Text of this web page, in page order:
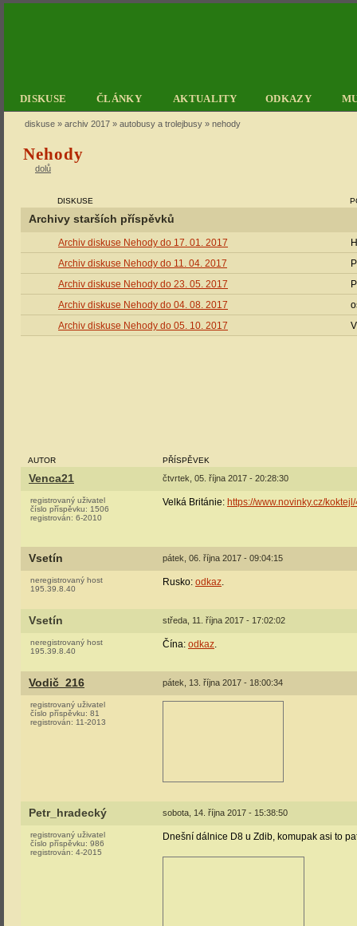
DISKUSE ČLÁNKY AKTUALITY ODKAZY
diskuse » archiv 2017 » autobusy a trolejbusy » nehody
Nehody
dolů
DISKUSE
Archivy starších příspěvků
Archiv diskuse Nehody do 17. 01. 2017
Archiv diskuse Nehody do 11. 04. 2017
Archiv diskuse Nehody do 23. 05. 2017
Archiv diskuse Nehody do 04. 08. 2017
Archiv diskuse Nehody do 05. 10. 2017
AUTOR PŘÍSPĚVEK
Venca21 čtvrtek, 05. října 2017 - 20:28:30
registrovaný uživatel
číslo příspěvku: 1506
registrován: 6-2010
Velká Británie: https://www.novinky.cz/
Vsetín pátek, 06. října 2017 - 09:04:15
neregistrovaný host
195.39.8.40
Rusko: odkaz.
Vsetín středa, 11. října 2017 - 17:02:02
neregistrovaný host
195.39.8.40
Čína: odkaz.
Vodič_216 pátek, 13. října 2017 - 18:00:34
registrovaný uživatel
číslo příspěvku: 81
registrován: 11-2013
Petr_hradecký sobota, 14. října 2017 - 15:38:50
registrovaný uživatel
číslo příspěvku: 986
registrován: 4-2015
Dnešní dálnice D8 u Zdib, komupak asi to